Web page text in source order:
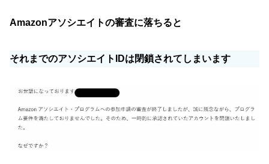
Amazonアソシエイトの審査に落ちると
それまでのアソシエイトIDは閉鎖されてしまいます